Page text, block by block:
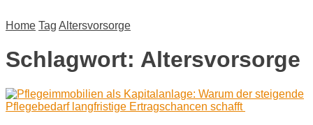
Home Tag Altersvorsorge
Schlagwort: Altersvorsorge